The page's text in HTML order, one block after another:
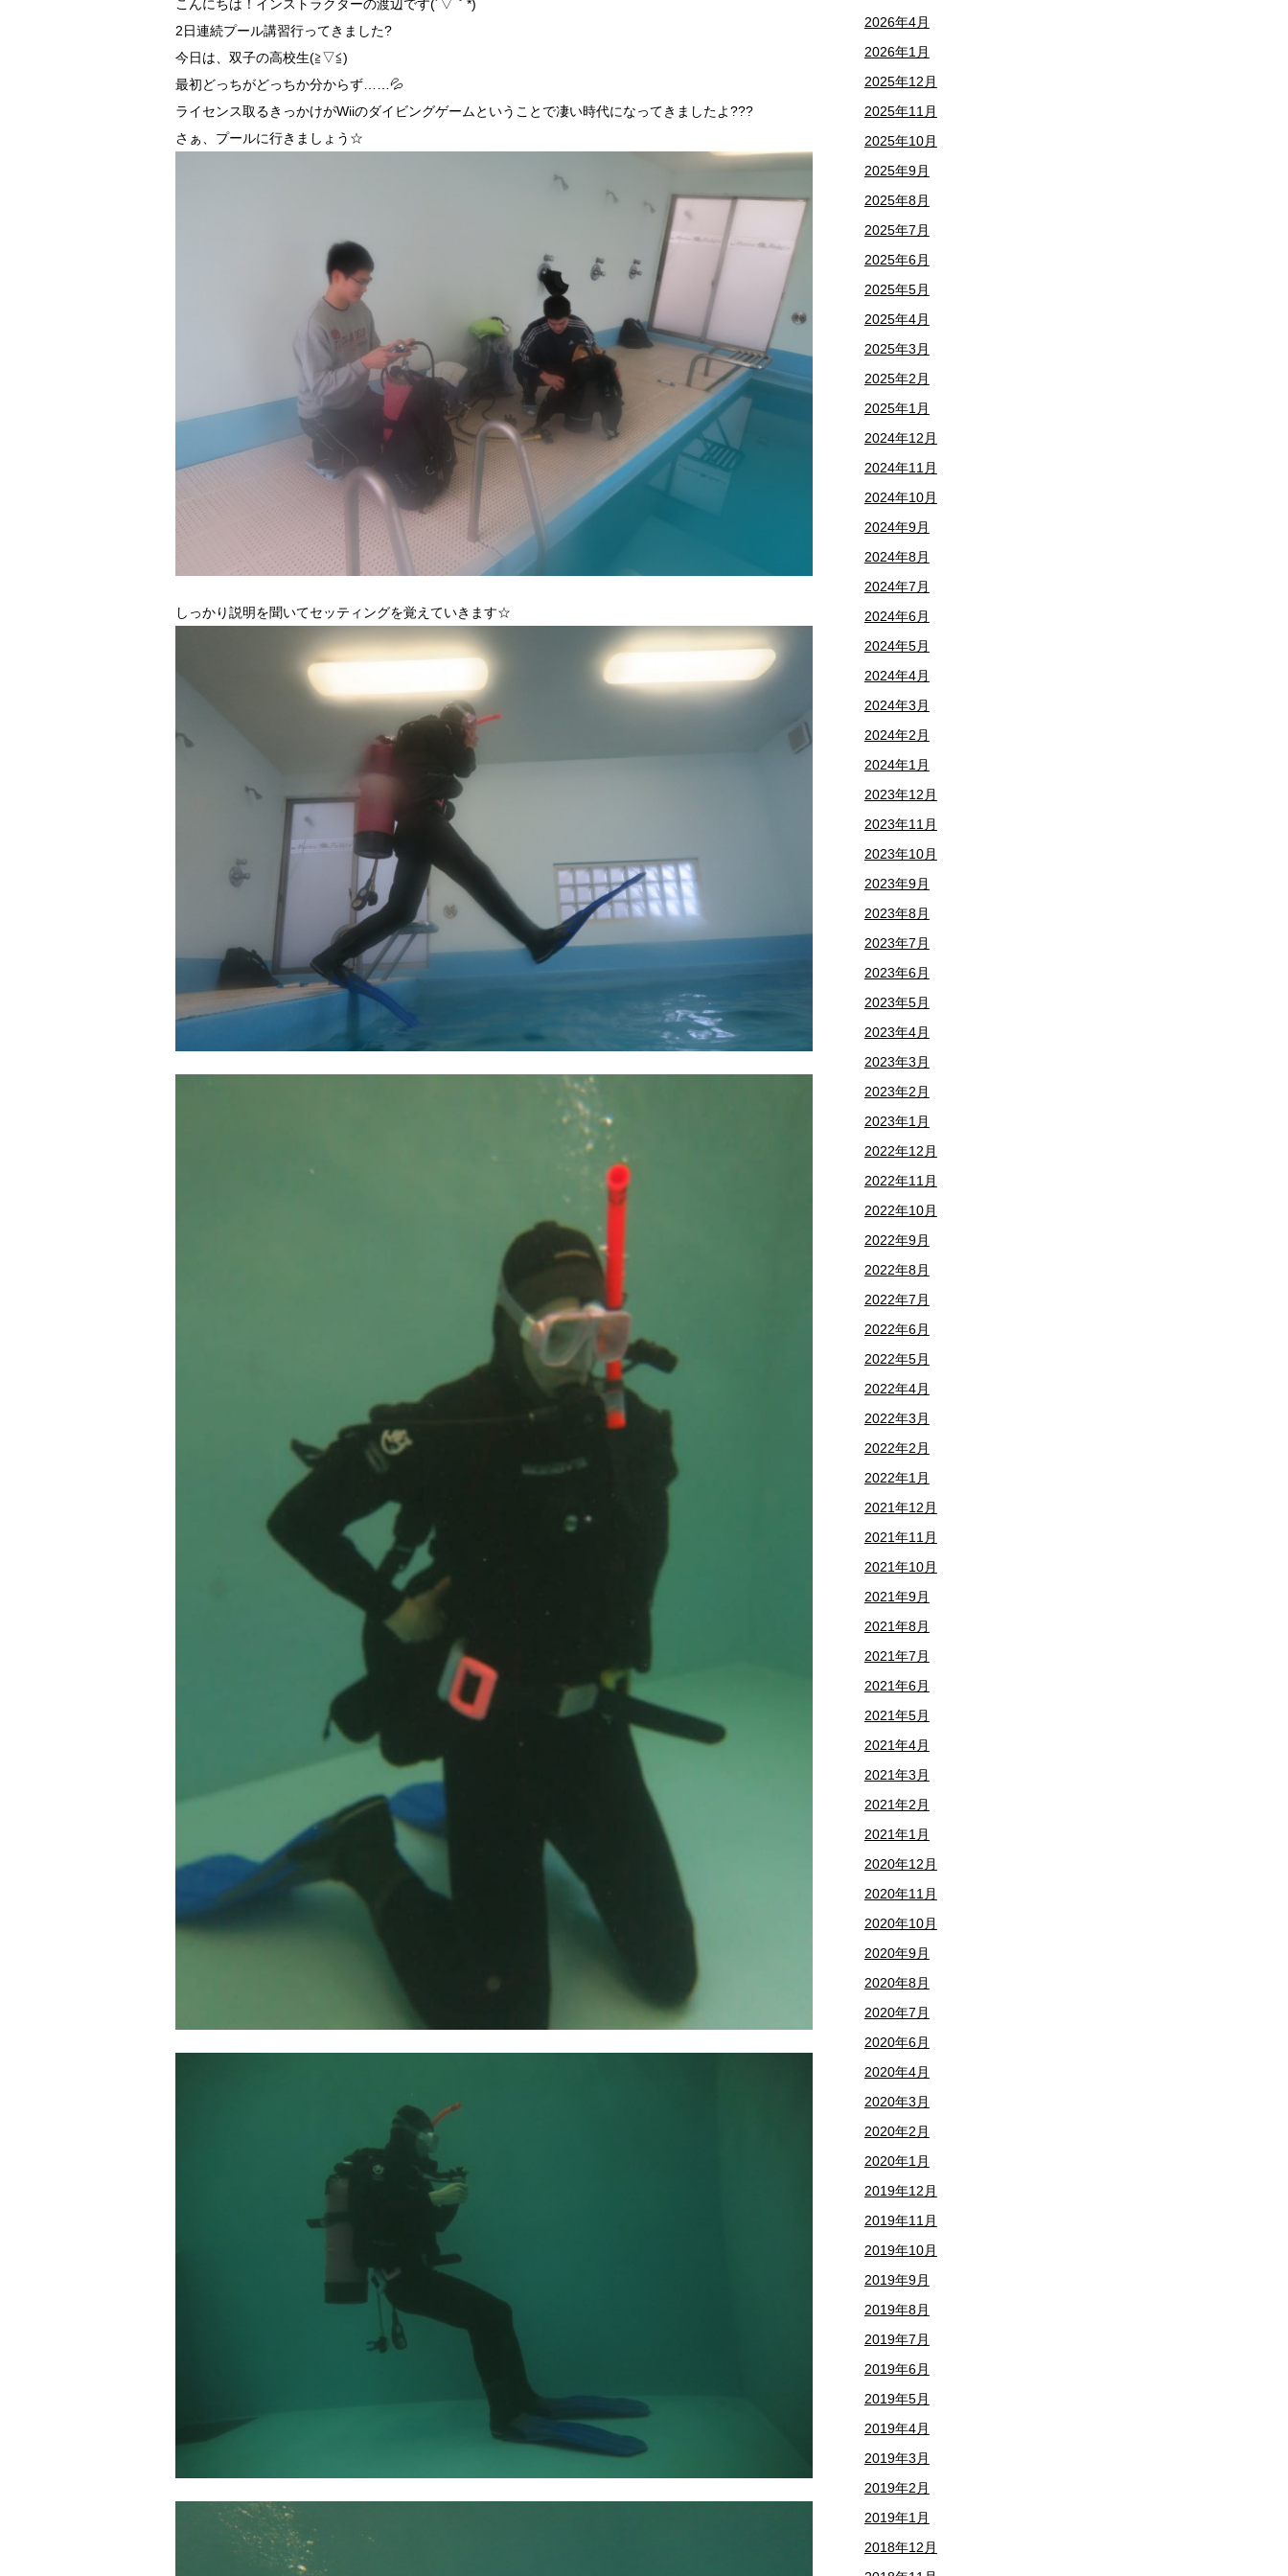
こんにちは！インストラクターの渡辺です(´▽｀*)
2日連続プール講習行ってきました?
今日は、双子の高校生(≧▽≦)
最初どっちがどっちか分からず……💦
ライセンス取るきっかけがWiiのダイビングゲームということで凄い時代になってきましたよ???
さぁ、プールに行きましょう☆
しっかり説明を聞いてセッティングを覚えていきます☆
2026年4月
2026年1月
2025年12月
2025年11月
2025年10月
2025年9月
2025年8月
2025年7月
2025年6月
2025年5月
2025年4月
2025年3月
2025年2月
2025年1月
2024年12月
2024年11月
2024年10月
2024年9月
2024年8月
2024年7月
2024年6月
2024年5月
2024年4月
2024年3月
2024年2月
2024年1月
2023年12月
2023年11月
2023年10月
2023年9月
2023年8月
2023年7月
2023年6月
2023年5月
2023年4月
2023年3月
2023年2月
2023年1月
2022年12月
2022年11月
2022年10月
2022年9月
2022年8月
2022年7月
2022年6月
2022年5月
2022年4月
2022年3月
2022年2月
2022年1月
2021年12月
2021年11月
2021年10月
2021年9月
2021年8月
2021年7月
2021年6月
2021年5月
2021年4月
2021年3月
2021年2月
2021年1月
2020年12月
2020年11月
2020年10月
2020年9月
2020年8月
2020年7月
2020年6月
2020年4月
2020年3月
2020年2月
2020年1月
2019年12月
2019年11月
2019年10月
2019年9月
2019年8月
2019年7月
2019年6月
2019年5月
2019年4月
2019年3月
2019年2月
2019年1月
2018年12月